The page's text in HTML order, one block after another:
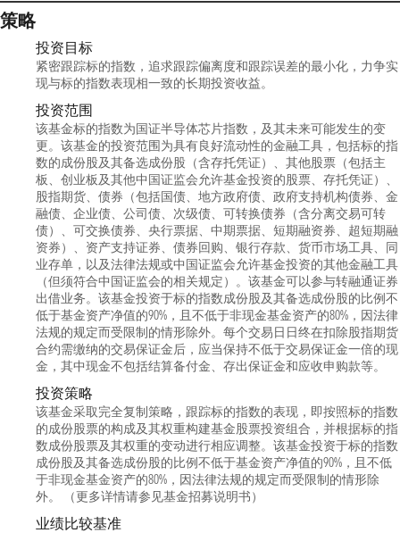
策略
投资目标
紧密跟踪标的指数，追求跟踪偏离度和跟踪误差的最小化，力争实
现与标的指数表现相一致的长期投资收益。
投资范围
该基金标的指数为国证半导体芯片指数，及其未来可能发生的变
更。该基金的投资范围为具有良好流动性的金融工具，包括标的指
数的成份股及其备选成份股（含存托凭证）、其他股票（包括主
板、创业板及其他中国证监会允许基金投资的股票、存托凭证）、
股指期货、债券（包括国债、地方政府债、政府支持机构债券、金
融债、企业债、公司债、次级债、可转换债券（含分离交易可转
债）、可交换债券、央行票据、中期票据、短期融资券、超短期融
资券）、资产支持证券、债券回购、银行存款、货币市场工具、同
业存单，以及法律法规或中国证监会允许基金投资的其他金融工具
（但须符合中国证监会的相关规定）。该基金可以参与转融通证券
出借业务。该基金投资于标的指数成份股及其备选成份股的比例不
低于基金资产净值的90%，且不低于非现金基金资产的80%，因法律
法规的规定而受限制的情形除外。每个交易日日终在扣除股指期货
合约需缴纳的交易保证金后，应当保持不低于交易保证金一倍的现
金，其中现金不包括结算备付金、存出保证金和应收申购款等。
投资策略
该基金采取完全复制策略，跟踪标的指数的表现，即按照标的指数
的成份股票的构成及其权重构建基金股票投资组合，并根据标的指
数成份股票及其权重的变动进行相应调整。该基金投资于标的指数
成份股及其备选成份股的比例不低于基金资产净值的90%，且不低
于非现金基金资产的80%，因法律法规的规定而受限制的情形除
外。 （更多详情请参见基金招募说明书）
业绩比较基准